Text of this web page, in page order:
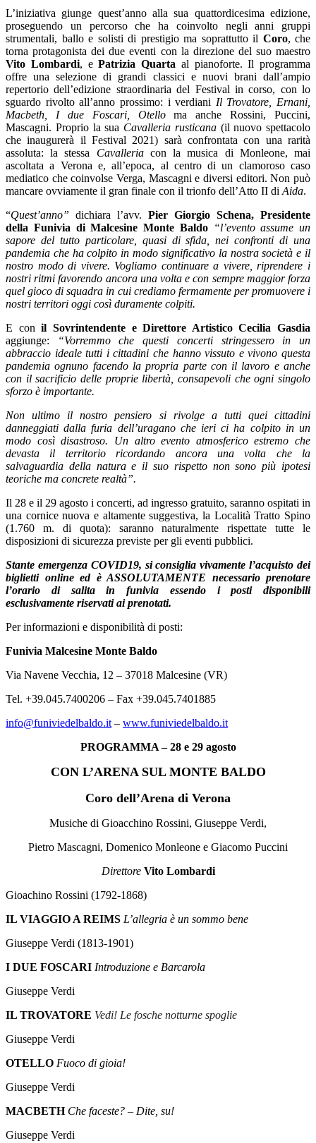
L’iniziativa giunge quest’anno alla sua quattordicesima edizione,
proseguendo un percorso che ha coinvolto negli anni gruppi
strumentali, ballo e solisti di prestigio ma soprattutto il Coro, che
torna protagonista dei due eventi con la direzione del suo maestro
Vito Lombardi, ePatrizia Quarta al pianoforte. Il programma
offre una selezione di grandi classici e nuovi brani dall’ampio
repertorio dell’edizione straordinaria del Festival in corso, con lo
sguardo rivolto all’anno prossimo: i verdiani Il Trovatore, Ernani,
Macbeth, I due Foscari, Otelloma anche Rossini, Puccini,
Mascagni. Proprio la sua Cavalleria rusticana(il nuovo spettacolo
che inaugurerà il Festival 2021) sarà confrontata con una rarità
assoluta: la stessa Cavalleriacon la musica di Monleone, mai
ascoltata a Verona e, all’epoca, al centro di un clamoroso caso
mediatico che coinvolse Verga, Mascagni e diversi editori. Non può
mancare ovviamente il gran finale con il trionfo dell’Atto II di Aida.
“Quest’anno” dichiara l’avv. Pier Giorgio Schena, Presidente
della Funivia di Malcesine Monte Baldo“l’evento assume un
sapore del tutto particolare, quasi di sfida, nei confronti di una
pandemia che ha colpito in modo significativo la nostra società e il
nostro modo di vivere. Vogliamo continuare a vivere, riprendere i
nostri ritmi favorendo ancora una volta e con sempre maggior forza
quel gioco di squadra in cui crediamo fermamente per promuovere i
nostri territori oggi così duramente colpiti.
E conil Sovrintendente e Direttore Artistico Cecilia Gasdia
aggiunge: “Vorremmo che questi concerti stringessero in un
abbraccio ideale tutti i cittadini che hanno vissuto e vivono questa
pandemia ognuno facendo la propria parte con il lavoro e anche
con il sacrificio delle proprie libertà, consapevoli che ogni singolo
sforzo è importante.
Non ultimo il nostro pensiero si rivolge a tutti quei cittadini
danneggiati dalla furia dell’uragano che ieri ci ha colpito in un
modo così disastroso. Un altro evento atmosferico estremo che
devasta il territorio ricordando ancora una volta che la
salvaguardia della natura e il suo rispetto non sono più ipotesi
teoriche ma concrete realtà”.
Il 28 e il 29 agosto i concerti, ad ingresso gratuito, saranno ospitati in
una cornice nuova e altamente suggestiva, la Località Tratto Spino
(1.760 m. di quota): saranno naturalmente rispettate tutte le
disposizioni di sicurezza previste per gli eventi pubblici.
Stante emergenza COVID19, si consiglia vivamente l’acquisto dei
biglietti online ed è ASSOLUTAMENTE necessario prenotare
l’orario di salita in funivia essendo i posti disponibili
esclusivamente riservati ai prenotati.
Per informazioni e disponibilità di posti:
Funivia Malcesine Monte Baldo
Via Navene Vecchia, 12 – 37018 Malcesine (VR)
Tel. +39.045.7400206 – Fax +39.045.7401885
info@funiviedelbaldo.it – www.funiviedelbaldo.it
PROGRAMMA – 28 e 29 agosto
CON L’ARENA SUL MONTE BALDO
Coro dell’Arena di Verona
Musiche di Gioacchino Rossini, Giuseppe Verdi,
Pietro Mascagni, Domenico Monleone e Giacomo Puccini
Direttore Vito Lombardi
Gioachino Rossini (1792-1868)
IL VIAGGIO A REIMS L’allegria è un sommo bene
Giuseppe Verdi (1813-1901)
I DUE FOSCARI Introduzione e Barcarola
Giuseppe Verdi
IL TROVATORE Vedi! Le fosche notturne spoglie
Giuseppe Verdi
OTELLO Fuoco di gioia!
Giuseppe Verdi
MACBETH Che faceste? – Dite, su!
Giuseppe Verdi